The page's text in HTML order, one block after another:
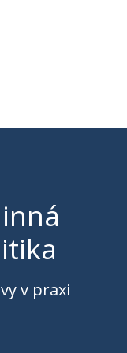
v praxi